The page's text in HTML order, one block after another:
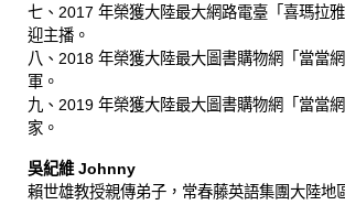
七、2017 年榮獲大陸最大網路電臺「喜瑪拉
迎主播。
八、2018 年榮獲大陸最大圖書購物網「當當
軍。
九、2019 年榮獲大陸最大圖書購物網「當當
家。
吳紀維 Johnny
賴世雄教授親傳弟子，常春藤英語集團大陸地